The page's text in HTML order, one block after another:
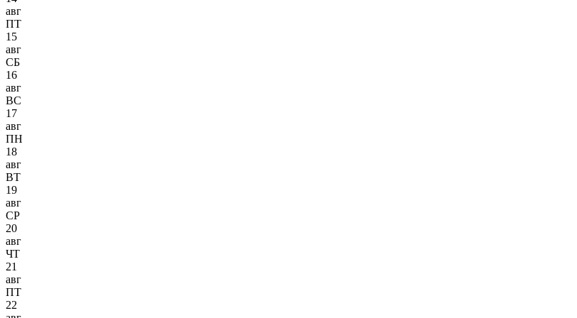
авг
ПТ
15
авг
СБ
16
авг
ВС
17
авг
ПН
18
авг
ВТ
19
авг
СР
20
авг
ЧТ
21
авг
ПТ
22